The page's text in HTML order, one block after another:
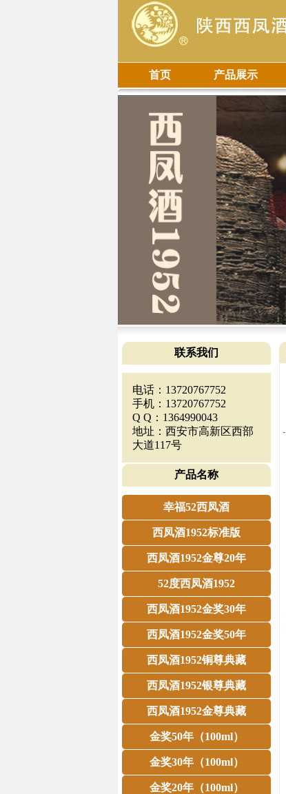
首页 产品展示
联系我们
电话：13720767752
手机：13720767752
Q Q：1364990043
地址：西安市高新区西部
大道117号
产品名称
幸福52西凤酒
西凤酒1952标准版
西凤酒1952金尊20年
52度西凤酒1952
西凤酒1952金奖30年
西凤酒1952金奖50年
西凤酒1952铜尊典藏
西凤酒1952银尊典藏
西凤酒1952金尊典藏
金奖50年（100ml）
金奖30年（100ml）
金奖20年（100ml）